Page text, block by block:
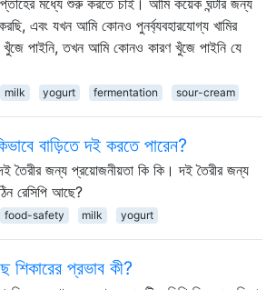
এবং যখন আমি কোনও পুনর্ব্যবহারযোগ্য খামির
পাইনি, তখন আমি কোনও কারণ খুঁজে পাইনি যে
milk yogurt fermentation sour-cream
বাড়িতে দই করতে পারেন?
তৈরীর জন্য প্রয়োজনীয়তা কি কি। দই তৈরীর জন্য
রেসিপি আছে?
food-safety milk yogurt
শিকারের প্রভাব কী?